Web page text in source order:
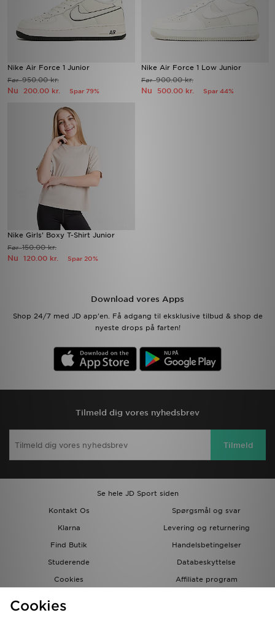
Nike Air Force 1 Junior
Før950.00 kr.
Nu 200.00 kr. Spar 79%
Nike Air Force 1 Low Junior
Før900.00 kr.
Nu 500.00 kr. Spar 44%
Nike Girls' Boxy T-Shirt Junior
Før150.00 kr.
Nu 120.00 kr. Spar 20%
Download vores Apps
Shop 24/7 med JD app'en. Få adgang til eksklusive tilbud & shop de
nyeste drops på farten!
Tilmeld dig vores nyhedsbrev
Tilmeld
Se hele JD Sport siden
Kontakt Os
Spørgsmål og svar
Klarna
Levering og returnering
Find Butik
Handelsbetingelser
Studerende
Databeskyttelse
Cookies
Affiliate program
Cookies